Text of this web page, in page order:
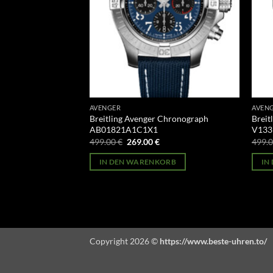
AVENGER
Breitling Avenger Chronograph
AB01821A1C1X1
499.00€ Ursprünglicher
war:
499.00 €
269.00€Aktueller
ist:
269.00 €.
IN DEN WARENKORB IN
Copyright 2026 © https://www.beste-uhren.to/